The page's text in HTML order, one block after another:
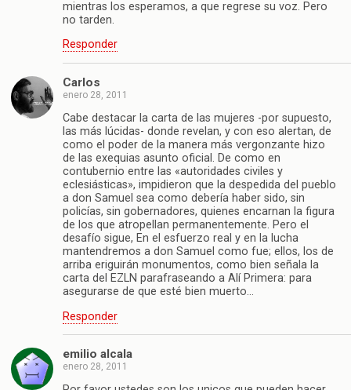
mientras los esperamos, a que regrese su voz. Pero
no tarden.
Responder
Carlos
enero 28, 2011
Cabe destacar la carta de las mujeres -por supuesto,
las más lúcidas- donde revelan, y con eso alertan, de
como el poder de la manera más vergonzante hizo
de las exequias asunto oficial. De como en
contubernio entre las «autoridades civiles y
eclesiásticas», impidieron que la despedida del pueblo
a don Samuel sea como debería haber sido, sin
policías, sin gobernadores, quienes encarnan la figura
de los que atropellan permanentemente. Pero el
desafío sigue, En el esfuerzo real y en la lucha
mantendremos a don Samuel como fue; ellos, los de
arriba eriguirán monumentos, como bien señala la
carta del EZLN parafraseando a Alí Primera: para
asegurarse de que esté bien muerto…
Responder
emilio alcala
enero 28, 2011